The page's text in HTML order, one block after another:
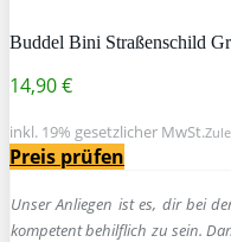
Buddel Bini Straßenschild
14,90 €
inkl. 19% gesetzlicher MwSt.
Preis prüfen
Unser Anliegen ist es, dir bei
kompetent behilflich zu sein.